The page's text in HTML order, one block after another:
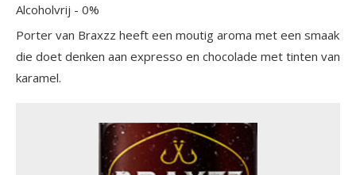
Alcoholvrij - 0%
Porter van Braxzz heeft een moutig aroma met een smaak
die doet denken aan expresso en chocolade met tinten van
karamel.